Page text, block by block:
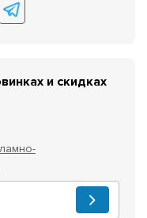
и скидках